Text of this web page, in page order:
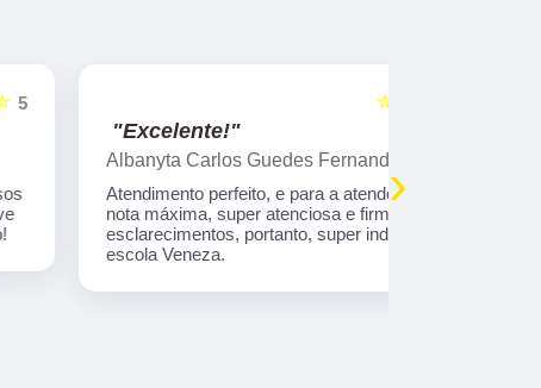
"Excelente!"
Albanyta Carlos Guedes Fernandes
Atendimento perfeito, e para a atendente kelly,
nota máxima, super atenciosa e firme nos
esclarecimentos, portanto, super indico a auto
escola Veneza.
›